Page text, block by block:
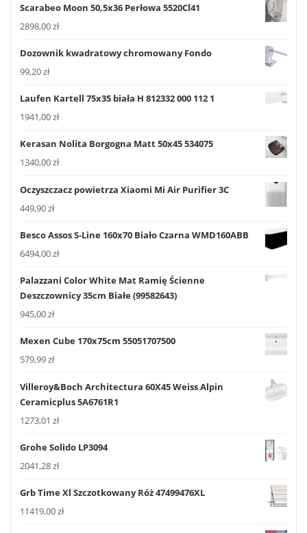
Scarabeo Moon 50,5x36 Perłowa 5520Cl41
2898,00zł
Dozownik kwadratowy chromowany Fondo
99,20zł
Laufen Kartell 75x35 biała H 812332 000 112 1
1941,00zł
Kerasan Nolita Borgogna Matt 50x45 534075
1340,00zł
Oczyszczacz powietrza Xiaomi Mi Air Purifier 3C
449,90zł
Besco Assos S-Line 160x70 Biało Czarna WMD160ABB
6494,00zł
Palazzani Color White Mat Ramię Ścienne
Deszczownicy 35cm Białe (99582643)
945,00zł
Mexen Cube 170x75cm 55051707500
579,99zł
Villeroy&Boch Architectura 60X45 Weiss Alpin
Ceramicplus 5A6761R1
1273,01 zł
Grohe Solido LP3094
2041,28zł
Grb Time Xl Szczotkowany Róż 47499476XL
11419,00zł